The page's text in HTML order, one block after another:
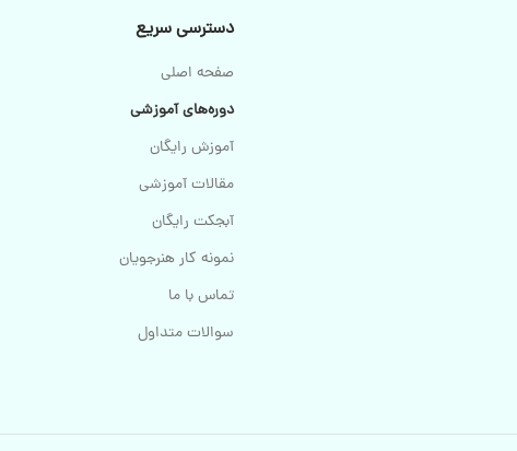
دسترسی سریع
صفحه اصلی
دوره‌های آموزشی
آموزش رایگان
مقالات آموزشی
آبجکت رایگان
نمونه کار هنرجویان
تماس با ما
سوالات متداول